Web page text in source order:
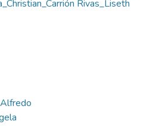
Rivas_Liseth